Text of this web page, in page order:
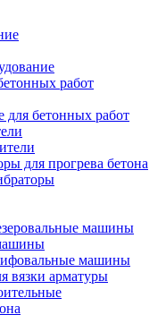
работ
для бетонных работ
для прогрева бетона
машины
машины
вязки арматуры